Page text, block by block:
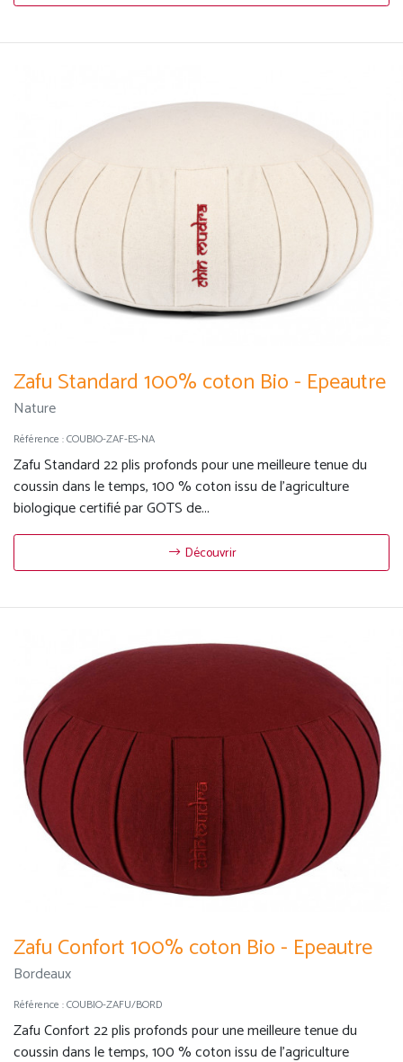
Zafu Standard 100% coton Bio - Epeautre
Nature
Référence :COUBIO-ZAF-ES-NA
Zafu Standard 22 plis profonds pour une meilleure tenue du
coussin dans le temps, 100 % coton issu de l'agriculture
biologique certifié par GOTS de...
Découvrir
Zafu Confort 100% coton Bio - Epeautre
Bordeaux
Référence :COUBIO-ZAFU/BORD
Zafu Confort 22 plis profonds pour une meilleure tenue du
coussin dans le temps, 100 % coton issu de l'agriculture